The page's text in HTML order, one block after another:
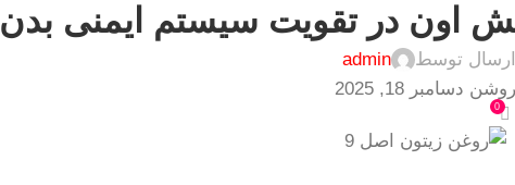
اون در تقویت سیستم ایمنی بدن
ارسال توسط
admin
روشن دسامبر 18, 2025
0